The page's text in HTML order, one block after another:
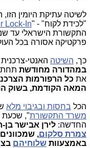
לשיטה עתיקת היומין
"לכידת לקוח" - "Lock-In
פרקטיקה אסורה בכל
כך, השיטה האנטי-
במהדורה מחודשת תחת
את
המאה הקודמת, בשוק
הכל בחסות ובגיבוי מלא
משרד התקשורת", שכעת
החדשה: לירן אבישר
צמרת סלקום,
באמצעוות שלוחיהם